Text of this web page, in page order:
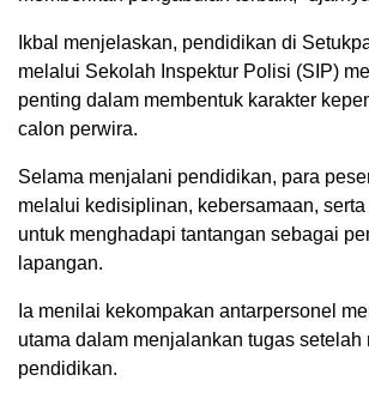
Ikbal menjelaskan, pendidikan di
melalui Sekolah Inspektur Polisi (SIP)
penting dalam membentuk karakter
calon perwira.
Selama menjalani pendidikan, para
melalui kedisiplinan, kebersamaan,
untuk menghadapi tantangan sebagai
lapangan.
Ia menilai kekompakan antarpersonel
utama dalam menjalankan tugas setelah
pendidikan.